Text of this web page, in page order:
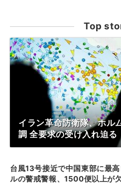
Top
イラン革命防衛隊、ホル
調 全要求の受け入れ迫る
台風13号接近で中国東部に最
ルの警戒警報、1500便以上が